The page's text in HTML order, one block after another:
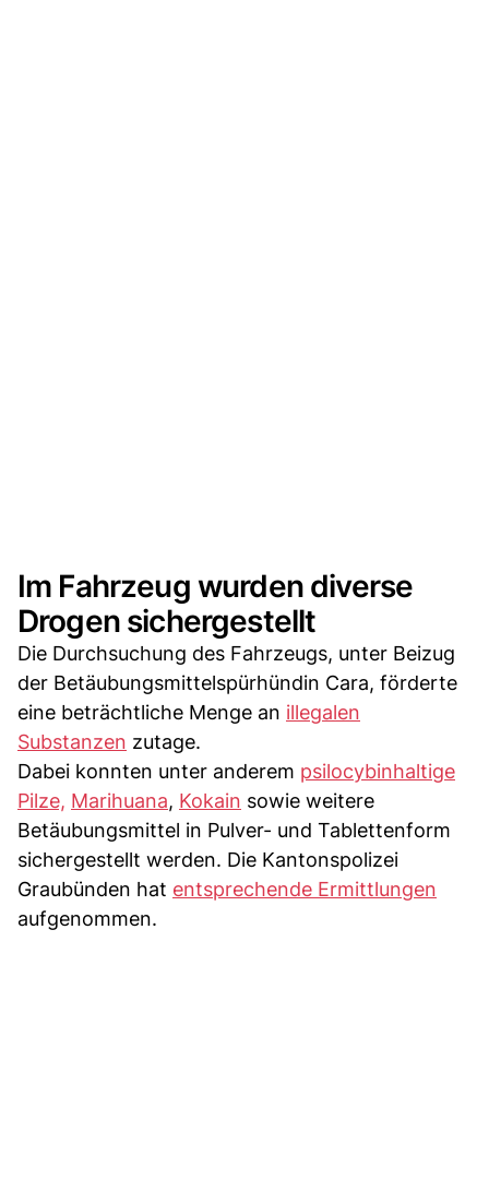
Im Fahrzeug wurden diverse
Drogen sichergestellt
Die Durchsuchung des Fahrzeugs, unter Beizug
der Betäubungsmittelspürhündin Cara, förderte
eine beträchtliche Menge an illegalen
Substanzen zutage.
Dabei konnten unter anderem psilocybinhaltige
Pilze, Marihuana, Kokain sowie weitere
Betäubungsmittel in Pulver- und Tablettenform
sichergestellt werden. Die Kantonspolizei
Graubünden hat entsprechende Ermittlungen
aufgenommen.